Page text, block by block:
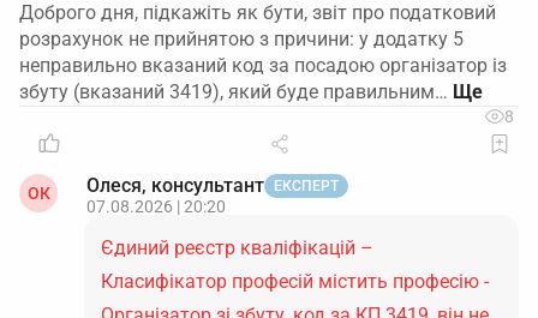
Доброго дня, підкажіть як бути, звіт про податковий
розрахунок не прийнятою з причини: у додатку 5
неправильно вказаний код за посадою організатор із
збуту (вказаний 3419), який буде правильним…
8
ОК Олеся, консультант ЕКСПЕРТ
07.08.2026 | 20:20
Єдиний реєстр кваліфікацій –
Класифікатор професій містить професію -